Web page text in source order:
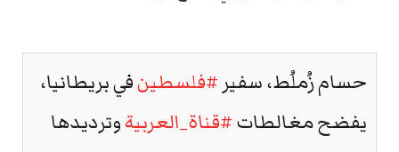
حسام زُملُط، سفير #فلسطينفي بريطانيا،
يفضح مغالطات#قناة_العربيةوترديدها